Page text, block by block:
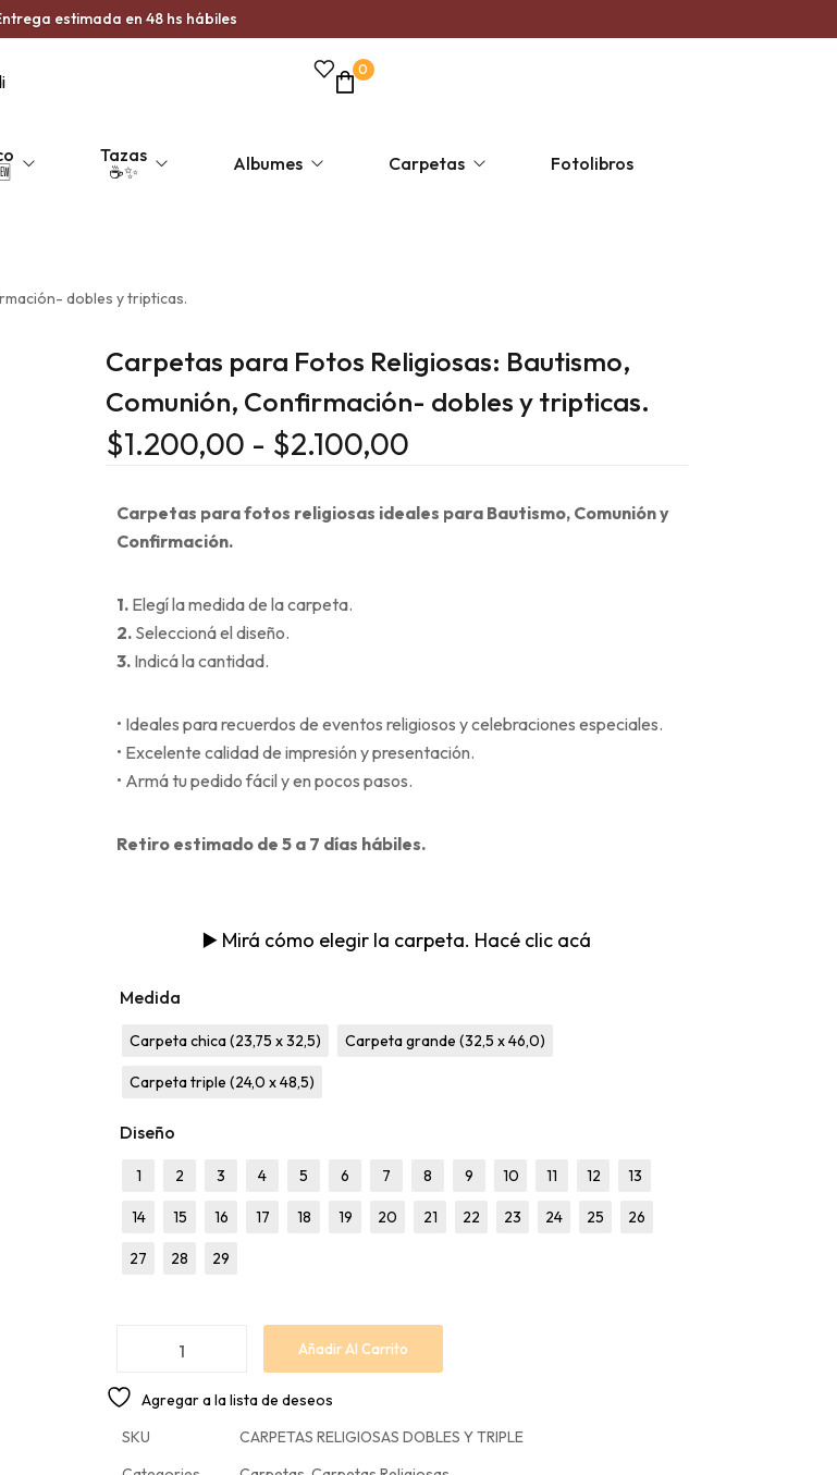
estimada en 48 hs hábiles
0
Tazas
☕✨
Albumes Carpetas Fotolibros
dobles y tripticas.
Carpetas para Fotos Religiosas: Bautismo,
Comunión, Confirmación- dobles y tripticas.
$1.200,00 - $2.100,00
Carpetas para fotos religiosas ideales para Bautismo, Comunión y
Confirmación.
1. Elegí la medida de la carpeta.
2. Seleccioná el diseño.
3. Indicá la cantidad.
• Ideales para recuerdos de eventos religiosos y celebraciones especiales.
• Excelente calidad de impresión y presentación.
• Armá tu pedido fácil y en pocos pasos.
Retiro estimado de 5 a 7 días hábiles.
▶️ Mirá cómo elegir la carpeta. Hacé clic acá
Medida
Carpeta chica (23,75 x 32,5) Carpeta grande (32,5 x 46,0)
Carpeta triple (24,0 x 48,5)
Diseño
1 2 3 4 5 6 7 8 9 10 11 12 13
14 15 16 17 18 19 20 21 22 23 24 25 26
27 28 29
Añadir Al Carrito
Agregar a la lista de deseos
SKU
CARPETAS RELIGIOSAS DOBLES Y TRIPLE